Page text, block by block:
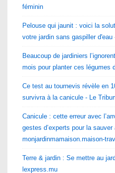
féminin
Pelouse qui jaunit : voici la
votre jardin sans gaspiller d'eau
Beaucoup de jardiniers
mois pour planter ces légumes
Ce test au tournevis révèle en
survivra à la canicule - Le
Canicule : cette erreur avec
gestes d’experts pour la
monjardinmamaison.maison-
Terre & jardin : Se mettre au
lexpress.mu